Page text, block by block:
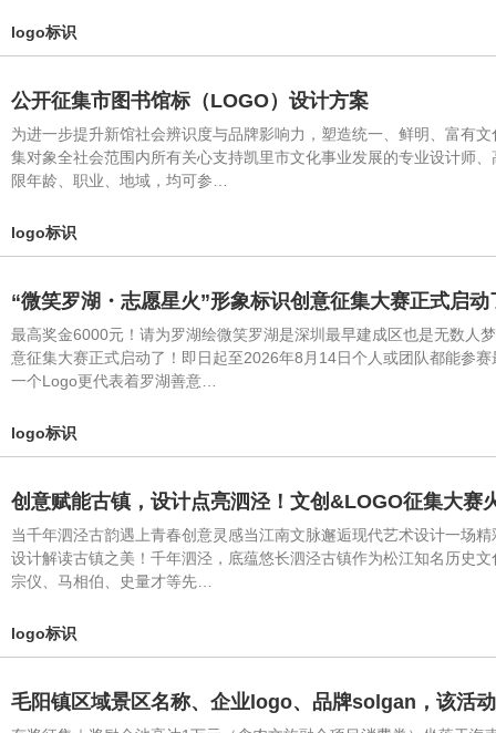
logo标识
公开征集市图书馆标（LOGO）设计方案
为进一步提升新馆社会辨识度与品牌影响力，塑造统一、鲜明、富有
集对象全社会范围内所有关心支持凯里市文化事业发展的专业设计师
限年龄、职业、地域，均可参…
logo标识
“微笑罗湖・志愿星火”形象标识创意征集大赛正式启动
最高奖金6000元！请为罗湖绘微笑罗湖是深圳最早建成区也是无数人
意征集大赛正式启动了！即日起至2026年8月14日个人或团队都能参
一个Logo更代表着罗湖善意…
logo标识
创意赋能古镇，设计点亮泗泾！文创&LOGO征集大赛
当千年泗泾古韵遇上青春创意灵感当江南文脉邂逅现代艺术设计一场
设计解读古镇之美！千年泗泾，底蕴悠长泗泾古镇作为松江知名历史
宗仪、马相伯、史量才等先…
logo标识
毛阳镇区域景区名称、企业logo、品牌solgan，该活